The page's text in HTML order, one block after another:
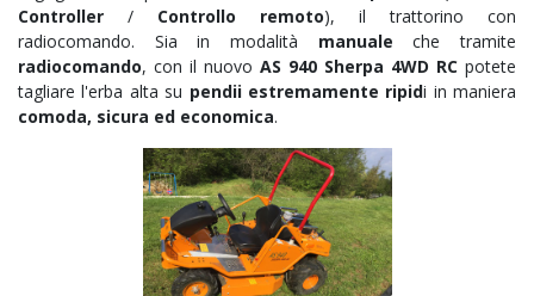
Controller / Controllo remoto), il trattorino con
radiocomando. Sia in modalità manualeche tramite
radiocomando, con il nuovo AS 940 Sherpa 4WD RC potete
tagliare l'erba alta su pendii estremamente ripidi in maniera
comoda, sicura ed economica.